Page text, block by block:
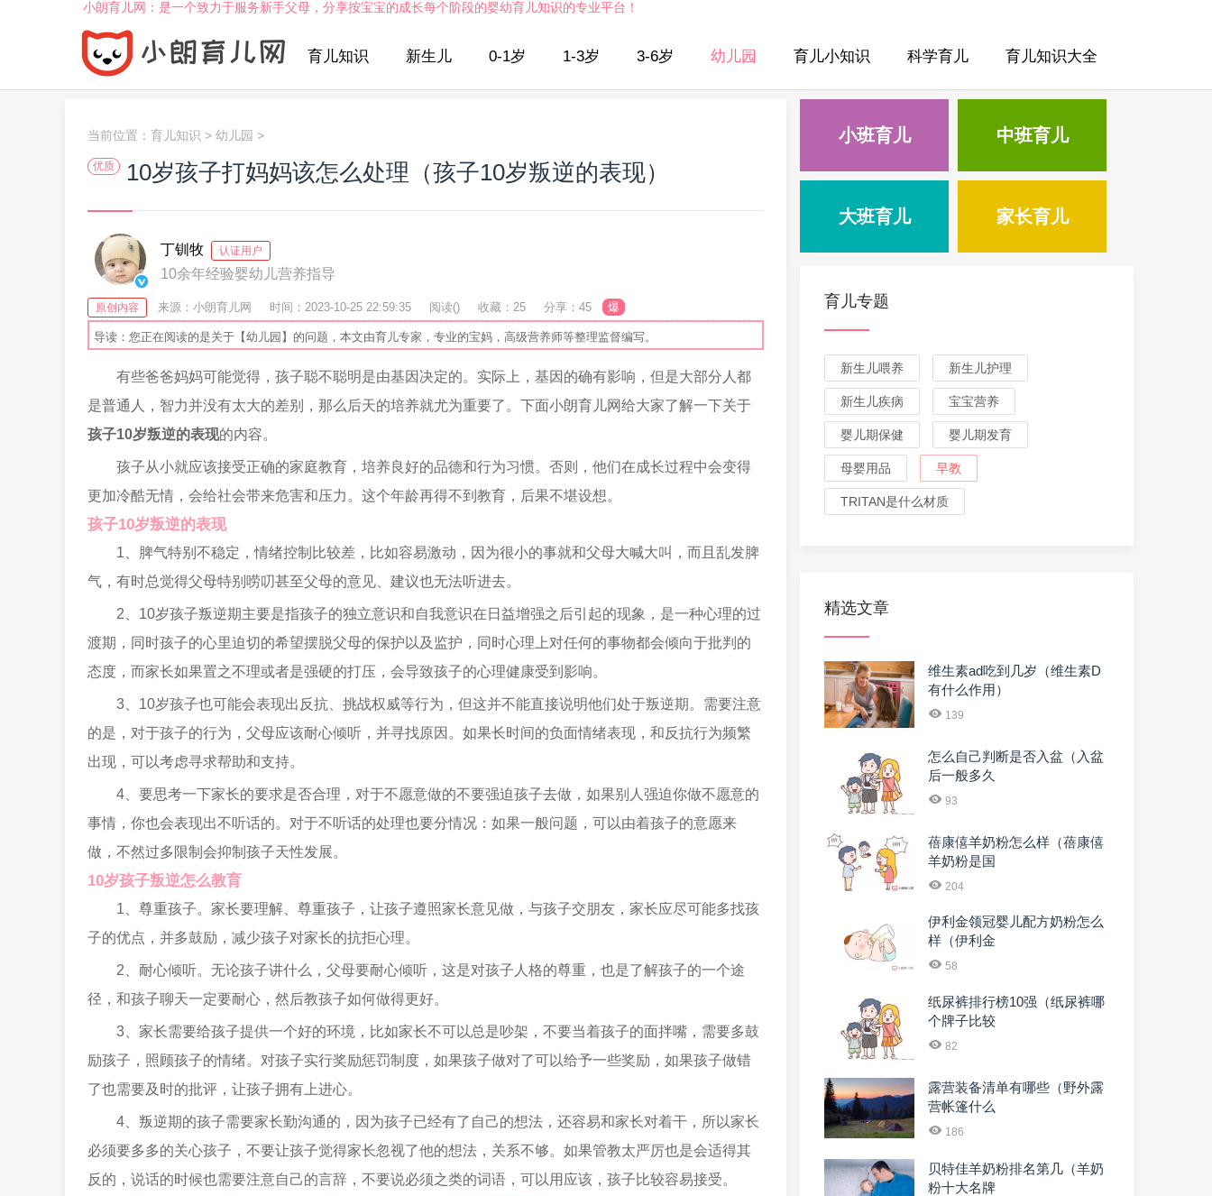
小朗育儿网：是一个致力于服务新手父母，分享按宝宝的成长每个阶段的婴幼育儿知识的专业平台！
育儿知识 新生儿 0-1岁 1-3岁 3-6岁 幼儿园 育儿小知识 科学育儿 育儿知识大全
当前位置： 育儿知识 > 幼儿园 >
优质 10岁孩子打妈妈该怎么处理（孩子10岁叛逆的表现）
丁钏牧 认证用户
10余年经验婴幼儿营养指导
原创内容 来源：小朗育儿网 时间：2023-10-25 22:59:35 阅读() 收藏：25 分享：45 爆
导读：您正在阅读的是关于【幼儿园】的问题，本文由育儿专家，专业的宝妈，高级营养师等整理监督编写。
有些爸爸妈妈可能觉得，孩子聪不聪明是由基因决定的。实际上，基因的确有影响，但是大部分人都
是普通人，智力并没有太大的差别，那么后天的培养就尤为重要了。下面小朗育儿网给大家了解一下关于
孩子10岁叛逆的表现的内容。
孩子从小就应该接受正确的家庭教育，培养良好的品德和行为习惯。否则，他们在成长过程中会变得
更加冷酷无情，会给社会带来危害和压力。这个年龄再得不到教育，后果不堪设想。
孩子10岁叛逆的表现
1、脾气特别不稳定，情绪控制比较差，比如容易激动，因为很小的事就和父母大喊大叫，而且乱发脾
气，有时总觉得父母特别唠叨甚至父母的意见、建议也无法听进去。
2、10岁孩子叛逆期主要是指孩子的独立意识和自我意识在日益增强之后引起的现象，是一种心理的过
渡期，同时孩子的心里迫切的希望摆脱父母的保护以及监护，同时心理上对任何的事物都会倾向于批判的
态度，而家长如果置之不理或者是强硬的打压，会导致孩子的心理健康受到影响。
3、10岁孩子也可能会表现出反抗、挑战权威等行为，但这并不能直接说明他们处于叛逆期。需要注意
的是，对于孩子的行为，父母应该耐心倾听，并寻找原因。如果长时间的负面情绪表现，和反抗行为频繁
出现，可以考虑寻求帮助和支持。
4、要思考一下家长的要求是否合理，对于不愿意做的不要强迫孩子去做，如果别人强迫你做不愿意的
事情，你也会表现出不听话的。对于不听话的处理也要分情况：如果一般问题，可以由着孩子的意愿来
做，不然过多限制会抑制孩子天性发展。
10岁孩子叛逆怎么教育
1、尊重孩子。家长要理解、尊重孩子，让孩子遵照家长意见做，与孩子交朋友，家长应尽可能多找孩
子的优点，并多鼓励，减少孩子对家长的抗拒心理。
2、耐心倾听。无论孩子讲什么，父母要耐心倾听，这是对孩子人格的尊重，也是了解孩子的一个途
径，和孩子聊天一定要耐心，然后教孩子如何做得更好。
3、家长需要给孩子提供一个好的环境，比如家长不可以总是吵架，不要当着孩子的面拌嘴，需要多鼓
励孩子，照顾孩子的情绪。对孩子实行奖励惩罚制度，如果孩子做对了可以给予一些奖励，如果孩子做错
了也需要及时的批评，让孩子拥有上进心。
4、叛逆期的孩子需要家长勤沟通的，因为孩子已经有了自己的想法，还容易和家长对着干，所以家长
必须要多多的关心孩子，不要让孩子觉得家长忽视了他的想法，关系不够。如果管教太严厉也是会适得其
反的，说话的时候也需要注意自己的言辞，不要说必须之类的词语，可以用应该，孩子比较容易接受。
小班育儿 中班育儿
大班育儿 家长育儿
育儿专题
新生儿喂养 新生儿护理
新生儿疾病 宝宝营养
婴儿期保健 婴儿期发育
母婴用品 早教
TRITAN是什么材质
精选文章
维生素ad吃到几岁（维生素D
有什么作用）
139
怎么自己判断是否入盆（入盆
后一般多久
93
蓓康僖羊奶粉怎么样（蓓康僖
羊奶粉是国
204
伊利金领冠婴儿配方奶粉怎么
样（伊利金
58
纸尿裤排行榜10强（纸尿裤哪
个牌子比较
82
露营装备清单有哪些（野外露
营帐篷什么
186
贝特佳羊奶粉排名第几（羊奶
粉十大名牌